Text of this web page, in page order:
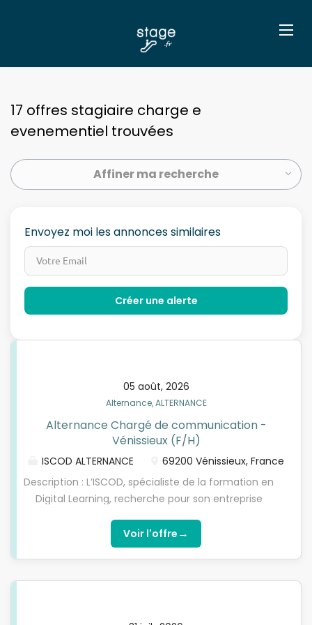
17 offres stagiaire charge e
evenementiel trouvées
Affiner ma recherche
Envoyez moi les annonces similaires
05 août, 2026
Alternance, ALTERNANCE
Alternance Chargé de communication -
Vénissieux (F/H)
ISCOD ALTERNANCE
69200 Vénissieux, France
Description : L’ISCOD, spécialiste de la formation en
Digital Learning, recherche pour son entreprise
secteurs du bâtiment, de l'industrie et des services,
un(e) Chargé de communication en contrat
formations diplômantes reconnues par l'Etat de
Voir l'offre →